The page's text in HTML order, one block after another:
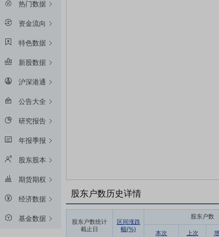
热门数据
资金流向
特色数据
新股数据
沪深港通
公告大全
研究报告
年报季报
股东股本
期货期权
经济数据
基金数据
股东户数历史详情
股东户数统计
截止日
区间涨跌
幅(%)
股东户数
本次 上次